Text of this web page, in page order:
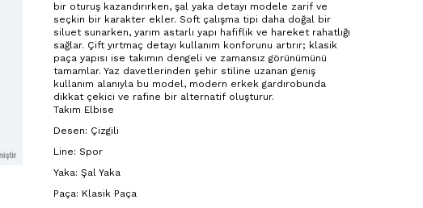
bir oturuş kazandırırken, şal yaka detayı modele zarif ve
seçkin bir karakter ekler. Soft çalışma tipi daha doğal bir
siluet sunarken, yarım astarlı yapı hafiflik ve hareket rahatlığı
sağlar. Çift yırtmaç detayı kullanım konforunu artırır; klasik
paça yapısı ise takımın dengeli ve zamansız görünümünü
tamamlar. Yaz davetlerinden şehir stiline uzanan geniş
kullanım alanıyla bu model, modern erkek gardırobunda
dikkat çekici ve rafine bir alternatif oluşturur.
Takım Elbise
Desen: Çizgili
Line: Spor
Yaka: Şal Yaka
Paça: Klasik Paça